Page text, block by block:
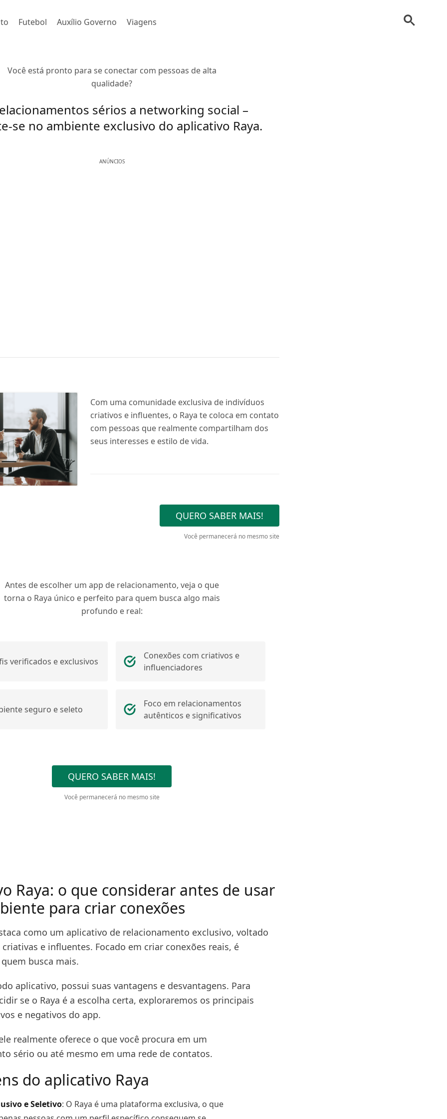
Futebol Auxílio Governo Viagens
Você está pronto para se conectar com pessoas de alta
qualidade?
sérios a networking social –
se no ambiente exclusivo do aplicativo Raya.
ANÚNCIOS
Com uma comunidade exclusiva de indivíduos
criativos e influentes, o Raya te coloca em contato
com pessoas que realmente compartilham dos
seus interesses e estilo de vida.
QUERO SABER MAIS!
Você permanecerá no mesmo site
Antes de escolher um app de relacionamento, veja o que
torna o Raya único e perfeito para quem busca algo mais
profundo e real:
verificados e exclusivos
Conexões com criativos e
influenciadores
seguro e seleto
Foco em relacionamentos
autênticos e significativos
QUERO SABER MAIS!
Você permanecerá no mesmo site
Raya: o que considerar antes de usar
para criar conexões
como um aplicativo de relacionamento exclusivo, voltado
criativas e influentes. Focado em criar conexões reais, é
busca mais.
aplicativo, possui suas vantagens e desvantagens. Para
se o Raya é a escolha certa, exploraremos os principais
e negativos do app.
realmente oferece o que você procura em um
sério ou até mesmo em uma rede de contatos.
do aplicativo Raya
e Seletivo: O Raya é uma plataforma exclusiva, o que